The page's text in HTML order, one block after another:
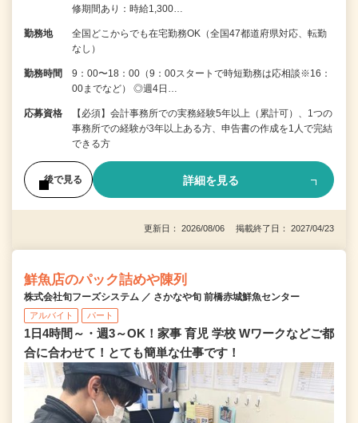
修期間あり：時給1,300…
勤務地
全国どこからでも在宅勤務OK（全国47都道府県対応、転勤
なし）
勤務時間
9：00〜18：00（9：00スタートで時短勤務は応相談※16：
00までなど） ◎週4日…
応募資格
【必須】会計事務所での実務経験5年以上（累計可）、1つの
事務所での経験が3年以上ある方、申告書の作成を1人で完結
できる方
後で見る 詳細を見る
更新日： 2026/08/06 掲載終了日： 2027/04/23
鮮魚店のパック詰めや陳列
株式会社旬フーズシステム ／ さかなや旬 前橋赤城鮮魚センター
アルバイト パート
1日4時間～・週3～OK！家事 育児 学校 Wワークなどご都
合に合わせて！とても簡単な仕事です！